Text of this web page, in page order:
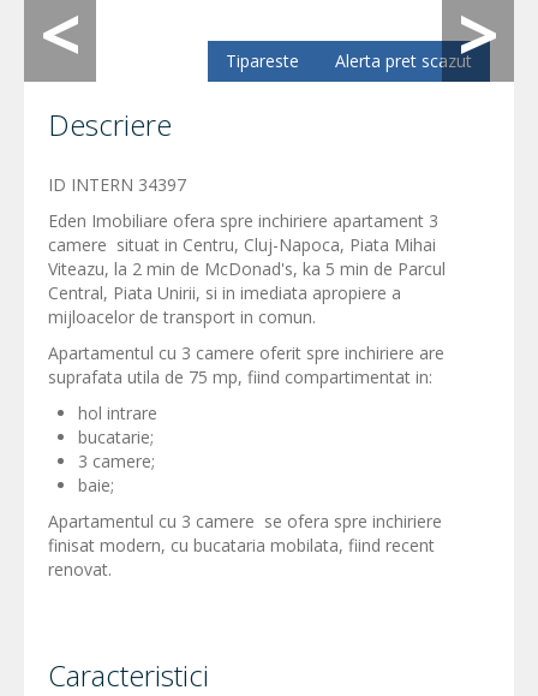
Alerta pret scazut
Tipareste
Descriere
ID INTERN 34397
Eden Imobiliare ofera spre inchiriere apartament 3
camere situat in Centru, Cluj-Napoca, Piata Mihai
Viteazu, la 2 min de McDonad's, ka 5 min de Parcul
Central, Piata Unirii, si in imediata apropiere a
mijloacelor de transport in comun.
Apartamentul cu 3 camere oferit spre inchiriere are
suprafata utila de 75 mp, fiind compartimentat in:
hol intrare
bucatarie;
3 camere;
baie;
Apartamentul cu 3 camere se ofera spre inchiriere
finisat modern, cu bucataria mobilata, fiind recent
renovat.
Caracteristici